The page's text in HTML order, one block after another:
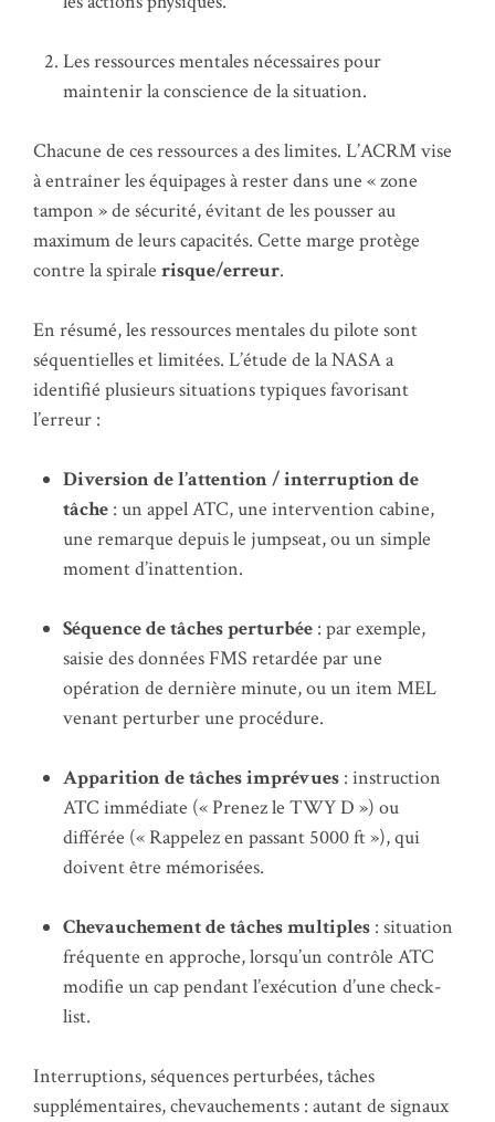
Les ressources mentales nécessaires pour
maintenir la conscience de la situation.
Chacune de ces ressources a des limites. L’ACRM vise
à entraîner les équipages à rester dans une « zone
tampon » de sécurité, évitant de les pousser au
maximum de leurs capacités. Cette marge protège
contre la spirale risque/erreur.
En résumé, les ressources mentales du pilote sont
séquentielles et limitées. L’étude de la NASA a
identifié plusieurs situations typiques favorisant
l’erreur :
Diversion de l’attention / interruption de
tâche : un appel ATC, une intervention cabine,
une remarque depuis le jumpseat, ou un simple
moment d’inattention.
Séquence de tâches perturbée : par exemple,
saisie des données FMS retardée par une
opération de dernière minute, ou un item MEL
venant perturber une procédure.
Apparition de tâches imprévues : instruction
ATC immédiate (« Prenez le TWY D ») ou
différée (« Rappelez en passant 5000 ft »), qui
doivent être mémorisées.
Chevauchement de tâches multiples : situation
fréquente en approche, lorsqu’un contrôle ATC
modifie un cap pendant l’exécution d’une check-
list.
Interruptions, séquences perturbées, tâches
supplémentaires, chevauchements : autant de signaux